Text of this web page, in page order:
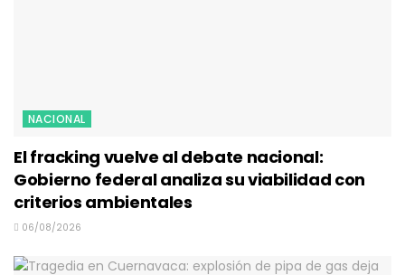
NACIONAL
El fracking vuelve al debate nacional:
Gobierno federal analiza su viabilidad con
criterios ambientales
06/08/2026